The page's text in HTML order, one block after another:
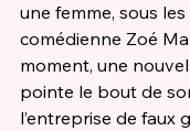
une femme, sous
comédienne Zoé
moment, une
pointe le bout de
l’entreprise de faux